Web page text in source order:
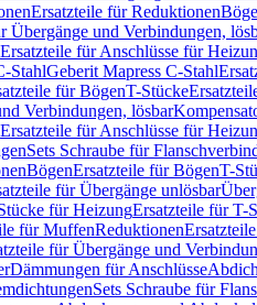
Ersatzteile für Reduktionen
Übergänge und Verbindungen,
Ersatzteile für Anschlüsse für
StahlGeberit Mapress C-Stahl
für BögenT-Stücke
Verbindungen, lösbar
Ersatzteile für Anschlüsse für
Sets Schraube für
BögenErsatzteile für BögenT-
für Übergänge unlösbar
für HeizungErsatzteile für T-
für MuffenReduktionen
für Übergänge und
Dämmungen für Anschlüsse
Sets Schraube für